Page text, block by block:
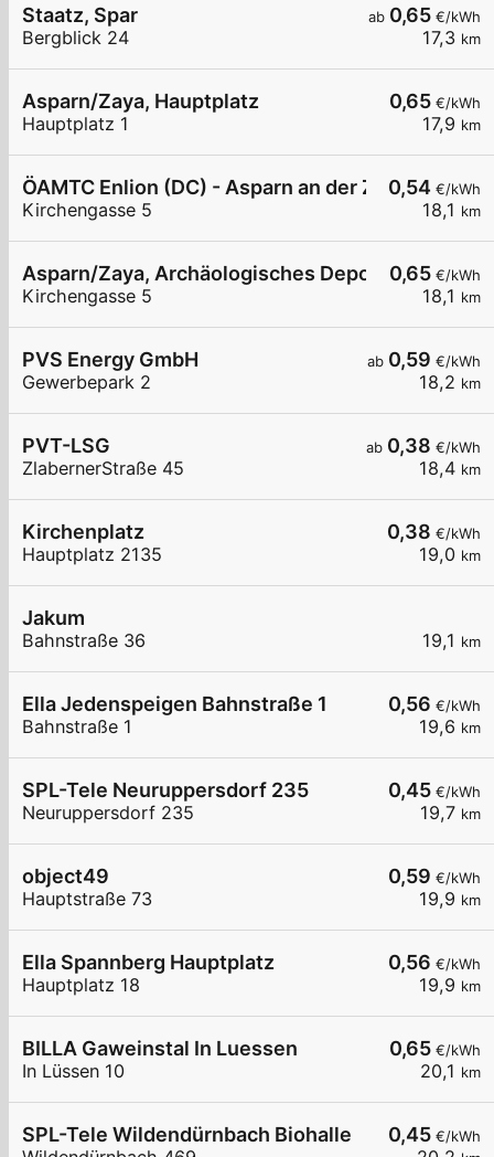
ab 0,65 €/kWh
17,3 km
Staatz, Spar
Bergblick 24
0,65 €/kWh
17,9 km
Asparn/Zaya, Hauptplatz
Hauptplatz 1
0,54 €/kWh
18,1 km
ÖAMTC Enlion (DC) - Asparn an der Zaya
Kirchengasse 5
0,65 €/kWh
18,1 km
Asparn/Zaya, Archäologisches Depot
Kirchengasse 5
ab 0,59 €/kWh
18,2 km
PVS Energy GmbH
Gewerbepark 2
ab 0,38 €/kWh
18,4 km
PVT-LSG
ZlabernerStraße 45
0,38 €/kWh
19,0 km
Kirchenplatz
Hauptplatz 2135
19,1 km
Jakum
Bahnstraße 36
0,56 €/kWh
19,6 km
Ella Jedenspeigen Bahnstraße 1
Bahnstraße 1
0,45 €/kWh
19,7 km
SPL-Tele Neuruppersdorf 235
Neuruppersdorf 235
0,59 €/kWh
19,9 km
object49
Hauptstraße 73
0,56 €/kWh
19,9 km
Ella Spannberg Hauptplatz
Hauptplatz 18
0,65 €/kWh
20,1 km
BILLA Gaweinstal In Luessen
In Lüssen 10
0,45 €/kWh
SPL-Tele Wildendürnbach Biohalle